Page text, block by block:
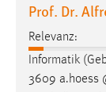
Prof. Dr.
Relevanz:
Informatik
3609 a.hoess
Login